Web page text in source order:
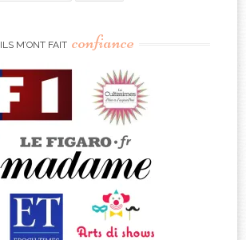
ILS M’ONT FAIT confiance